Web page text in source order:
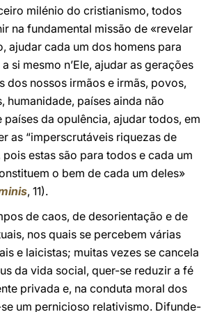
milénio do cristianismo, todos
na fundamental missão de «revelar
ajudar cada um dos homens para
si mesmo n’Ele, ajudar as gerações
dos nossos irmãos e irmãs, povos,
humanidade, países ainda não
da opulência, ajudar todos, em
as “imperscrutáveis riquezas de
estas são para todos e cada um
o bem de cada um deles»
, 11).
de caos, de desorientação e de
nos quais se percebem várias
e laicistas; muitas vezes se cancela
da vida social, quer-se reduzir a fé
privada e, na conduta moral dos
um pernicioso relativismo. Difunde-